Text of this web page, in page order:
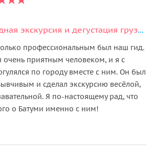
Батуми: пешеходная экскурсия и дегустация грузинских вин в мини-группе
профессиональным был наш гид.
очень приятным человеком, и я с
по городу вместе с ним. Он был
и сделал экскурсию весёлой,
Я по‑настоящему рад, что
о Батуми именно с ним!